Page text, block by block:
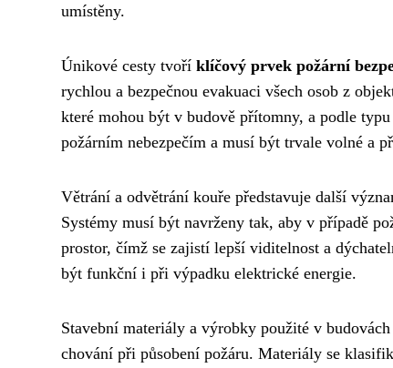
umístěny.
Únikové cesty tvoří klíčový prvek požární
rychlou a bezpečnou evakuaci všech osob z
které mohou být v budově přítomny, a podle
požárním nebezpečím a musí být trvale volné a
Větrání a odvětrání kouře představuje další
Systémy musí být navrženy tak, aby v případě
prostor, čímž se zajistí lepší viditelnost a
být funkční i při výpadku elektrické energie.
Stavební materiály a výrobky použité v
chování při působení požáru. Materiály se